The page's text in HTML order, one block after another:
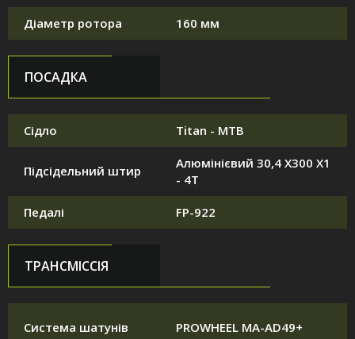
Діаметр ротора 160 мм
ПОСАДКА
Сідло Titan - MTB
Підсідельний штир
Алюмінієвий 30,4 X300 X1
- 4T
Педалі FP-922
ТРАНСМІССІЯ
Система шатунів PROWHEEL MA-AD49+